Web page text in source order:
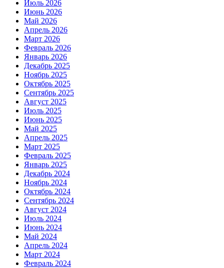
Июль 2026
Июнь 2026
Май 2026
Апрель 2026
Март 2026
Февраль 2026
Январь 2026
Декабрь 2025
Ноябрь 2025
Октябрь 2025
Сентябрь 2025
Август 2025
Июль 2025
Июнь 2025
Май 2025
Апрель 2025
Март 2025
Февраль 2025
Январь 2025
Декабрь 2024
Ноябрь 2024
Октябрь 2024
Сентябрь 2024
Август 2024
Июль 2024
Июнь 2024
Май 2024
Апрель 2024
Март 2024
Февраль 2024